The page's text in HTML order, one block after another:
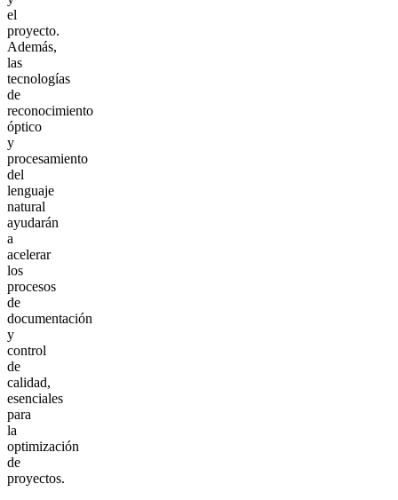
el
proyecto.
Además,
las
tecnologías
de
reconocimiento
óptico
y
procesamiento
del
lenguaje
natural
ayudarán
a
acelerar
los
procesos
de
documentación
y
control
de
calidad,
esenciales
para
la
optimización
de
proyectos.